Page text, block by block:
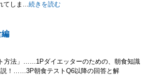
てしま...続きを読む
編
方法」……1Pダイエッターのための、朝食知識
！……3P朝食テストQ6以降の回答と解